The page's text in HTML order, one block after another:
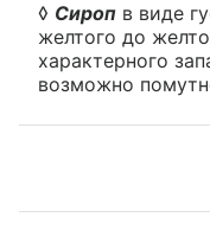
◊ Сироп в виде
желтого до
характерного
возможно